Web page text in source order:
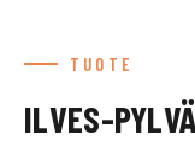
TUOTE
ILVES-